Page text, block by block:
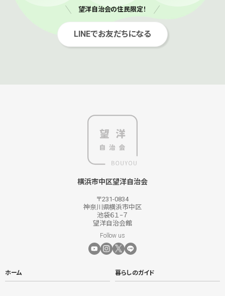
望洋自治会の住民限定！
LINEでお友だちになる
横浜市中区望洋自治会
〒231-0834
神奈川県横浜市中区
池袋６１−７
望洋自治会館
ホーム 暮らしのガイド